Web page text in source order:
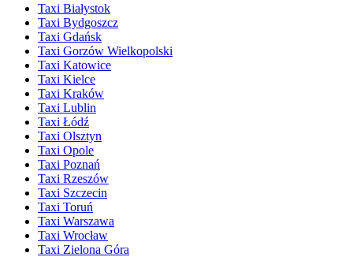
Taxi Białystok
Taxi Bydgoszcz
Taxi Gdańsk
Taxi Gorzów Wielkopolski
Taxi Katowice
Taxi Kielce
Taxi Kraków
Taxi Lublin
Taxi Łódź
Taxi Olsztyn
Taxi Opole
Taxi Poznań
Taxi Rzeszów
Taxi Szczecin
Taxi Toruń
Taxi Warszawa
Taxi Wrocław
Taxi Zielona Góra